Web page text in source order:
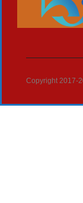
Copyright 2017-